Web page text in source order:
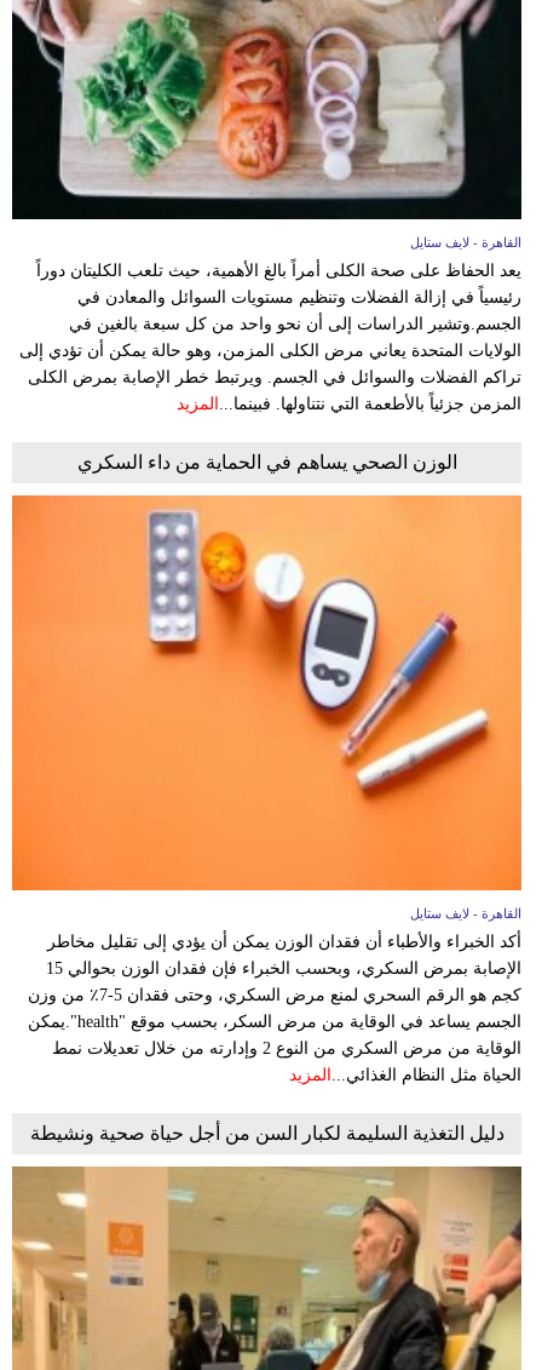
فيديو
مدوَنات
مشاكل
وحلول
القاهرة - لايف ستايل
يعد الحفاظ على صحة الكلى أمراً بالغ الأهمية، حيث تلعب الكليتان دوراً
رئيسياً في إزالة الفضلات وتنظيم مستويات السوائل والمعادن في
الجسم.وتشير الدراسات إلى أن نحو واحد من كل سبعة بالغين في
الولايات المتحدة يعاني مرض الكلى المزمن، وهو حالة يمكن أن تؤدي إلى
تراكم الفضلات والسوائل في الجسم. ويرتبط خطر الإصابة بمرض الكلى
المزمن جزئياً بالأطعمة التي نتناولها. فبينما... المزيد
الوزن الصحي يساهم في الحماية من داء السكري
القاهرة - لايف ستايل
أكد الخبراء والأطباء أن فقدان الوزن يمكن أن يؤدي إلى تقليل مخاطر
الإصابة بمرض السكري، وبحسب الخبراء فإن فقدان الوزن بحوالي 15
كجم هو الرقم السحري لمنع مرض السكري، وحتى فقدان 5-7٪ من وزن
الجسم يساعد في الوقاية من مرض السكر، بحسب موقع "health".يمكن
الوقاية من مرض السكري من النوع 2 وإدارته من خلال تعديلات نمط
الحياة مثل النظام الغذائي... المزيد
دليل التغذية السليمة لكبار السن من أجل حياة صحية ونشيطة